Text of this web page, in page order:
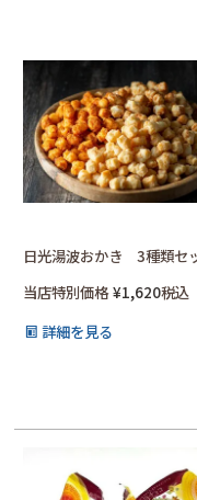
日光湯波おかき 3種類セ
当店特別価格 ¥1,620税込
詳細を見る